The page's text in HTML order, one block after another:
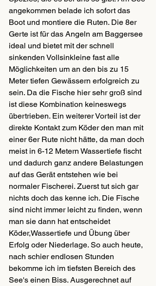
angekommen belade ich sofort das
Boot und montiere die Ruten. Die 8er
Gerte ist für das Angeln am Baggersee
ideal und bietet mit der schnell
sinkenden Vollsinkleine fast alle
Möglichkeiten um an den bis zu 15
Meter tiefen Gewässern erfolgreich zu
sein. Da die Fische hier sehr groß sind
ist diese Kombination keineswegs
übertrieben. Ein weiterer Vorteil ist der
direkte Kontakt zum Köder den man mit
einer 6er Rute nicht hätte, da man doch
meist in 6-12 Metern Wassertiefe fischt
und dadurch ganz andere Belastungen
auf das Gerät entstehen wie bei
normaler Fischerei. Zuerst tut sich gar
nichts doch das kenne ich. Die Fische
sind nicht immer leicht zu finden, wenn
man sie dann hat entscheidet
Köder,Wassertiefe und Übung über
Erfolg oder Niederlage. So auch heute,
nach schier endlosen Stunden
bekomme ich im tiefsten Bereich des
See's einen Biss. Ausgerechnet auf